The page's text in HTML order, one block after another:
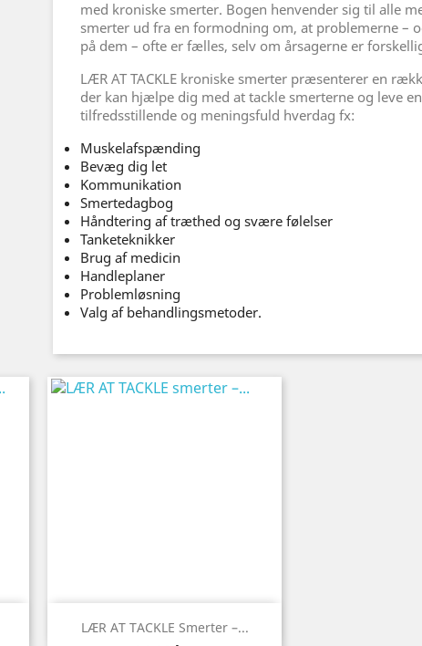
med kroniske smerter. Bogen henvender sig til alle
smerter ud fra en formodning om, at problemerne –
på dem – ofte er fælles, selv om årsagerne er
LÆR AT TACKLE kroniske smerter præsenterer en
der kan hjælpe dig med at tackle smerterne og leve en
tilfredsstillende og meningsfuld hverdag fx:
Muskelafspænding
Bevæg dig let
Kommunikation
Smertedagbog
Håndtering af træthed og svære følelser
Tanketeknikker
Brug af medicin
Handleplaner
Problemløsning
Valg af behandlingsmetoder.
LÆR AT TACKLE Smerter –...
Vis her